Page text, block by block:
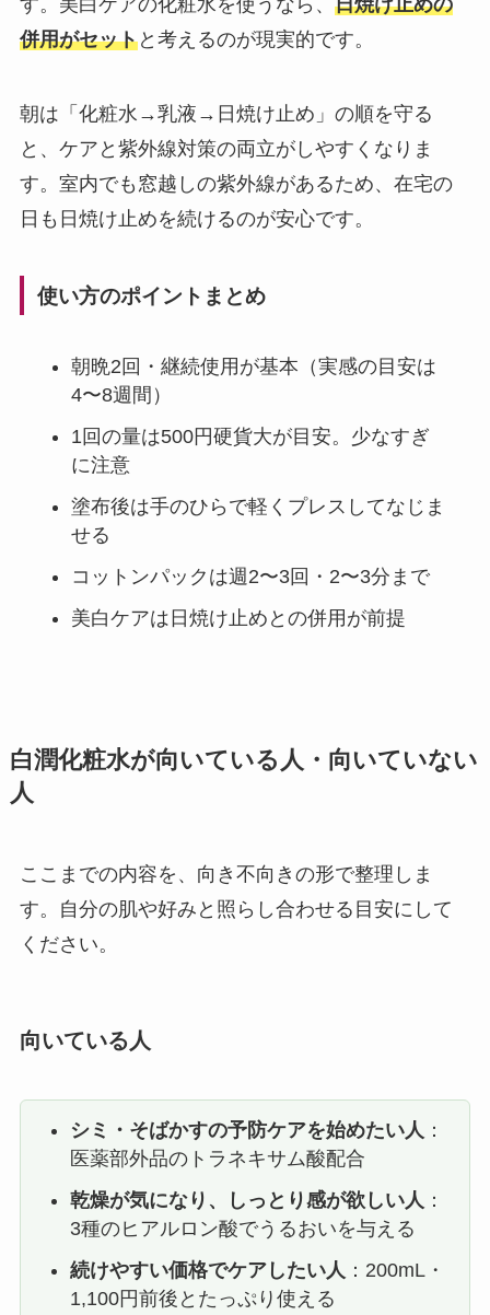
す。美白ケアの化粧水を使うなら、 日焼け止めの
併用がセットと考えるのが現実的です。
朝は「化粧水→乳液→日焼け止め」の順を守る
と、ケアと紫外線対策の両立がしやすくなりま
す。室内でも窓越しの紫外線があるため、在宅の
日も日焼け止めを続けるのが安心です。
使い方のポイントまとめ
朝晩2回・継続使用が基本（実感の目安は
4〜8週間）
1回の量は500円硬貨大が目安。少なすぎ
に注意
塗布後は手のひらで軽くプレスしてなじま
せる
コットンパックは週2〜3回・2〜3分まで
美白ケアは日焼け止めとの併用が前提
白潤化粧水が向いている人・向いていない
人
ここまでの内容を、向き不向きの形で整理しま
す。自分の肌や好みと照らし合わせる目安にして
ください。
向いている人
シミ・そばかすの予防ケアを始めたい人 ：
医薬部外品のトラネキサム酸配合
乾燥が気になり、しっとり感が欲しい人 ：
3種のヒアルロン酸でうるおいを与える
続けやすい価格でケアしたい人 ：200mL・
1,100円前後とたっぷり使える